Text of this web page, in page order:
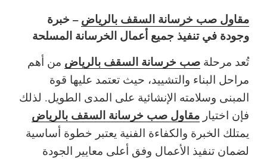
مقاول صب خرسانة السقف بالرياض– خبرة
وجودة في تنفيذ جميع أعمال الخرسانة المسلحة
تُعد مرحلة صب خرسانة السقف بالرياض من أهم
مراحل البناء والتشييد، حيث تعتمد عليها قوة
المبنى وسلامته الإنشائية على المدى الطويل. لذلك
فإن اختيار مقاول صب خرسانة السقف بالرياض
يمتلك الخبرة والكفاءة الفنية يعتبر خطوة أساسية
لضمان تنفيذ الأعمال وفق أعلى معايير الجودة